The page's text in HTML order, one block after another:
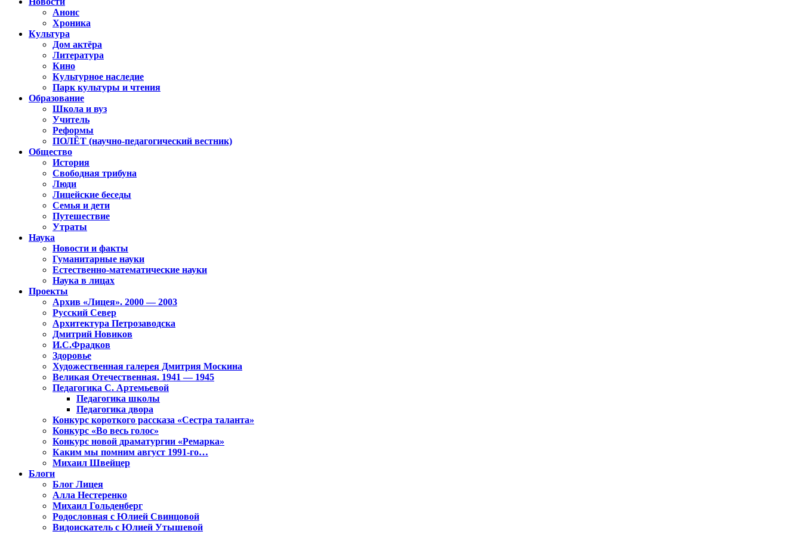
Анонс
Хроника
Культура
Дом актёра
Литература
Кино
Культурное наследие
Парк культуры и чтения
Образование
Школа и вуз
Учитель
Реформы
ПОЛЁТ (научно-педагогический вестник)
Общество
История
Свободная трибуна
Люди
Лицейские беседы
Семья и дети
Путешествие
Утраты
Наука
Новости и факты
Гуманитарные науки
Естественно-математические науки
Наука в лицах
Проекты
Архив «Лицея». 2000 — 2003
Русский Север
Архитектура Петрозаводска
Дмитрий Новиков
И.С.Фрадков
Здоровье
Художественная галерея Дмитрия Москина
Великая Отечественная. 1941 — 1945
Педагогика С. Артемьевой
Педагогика школы
Педагогика двора
Конкурс короткого рассказа «Сестра таланта»
Конкурс «Во весь голос»
Конкурс новой драматургии «Ремарка»
Каким мы помним август 1991-го…
Михаил Швейцер
Блоги
Блог Лицея
Алла Нестеренко
Михаил Гольденберг
Родословная с Юлией Свинцовой
Видоискатель с Юлией Утышевой